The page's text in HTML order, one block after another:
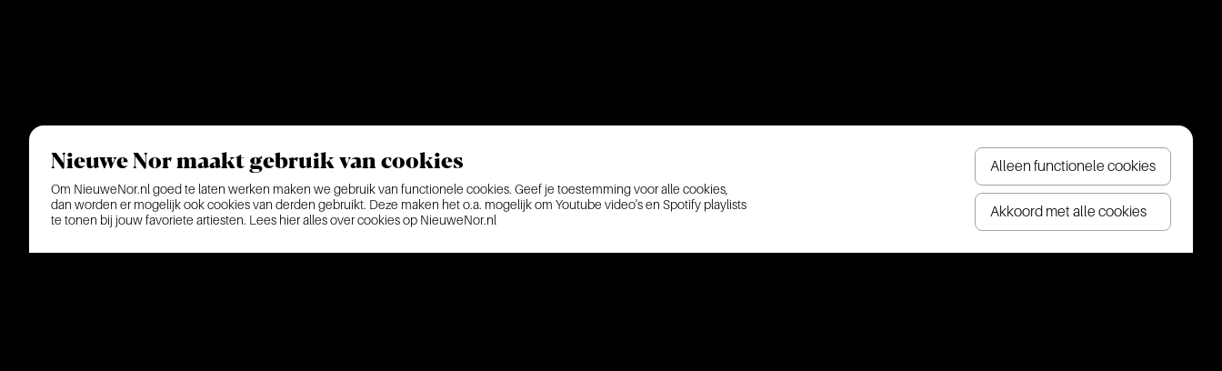
Nieuwe Nor maakt gebruik van cookies
Om NieuweNor.nl goed te laten werken maken we gebruik van functionele cookies. Geef je toestemming voor alle cookies,
dan worden er mogelijk ook cookies van derden gebruikt. Deze maken het o.a. mogelijk om Youtube video's en Spotify playlists
te tonen bij jouw favoriete artiesten. Lees hier alles over cookies op NieuweNor.nl
Alleen functionele cookies
Akkoord met alle cookies